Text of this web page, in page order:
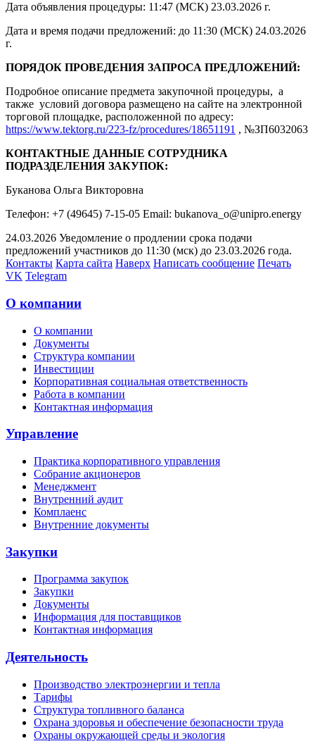
Дата объявления процедуры: 11:47 (МСК) 23.03.2026 г.
Дата и время подачи предложений: до 11:30 (МСК) 24.03.2026
г.
ПОРЯДОК ПРОВЕДЕНИЯ ЗАПРОСА ПРЕДЛОЖЕНИЙ:
Подробное описание предмета закупочной процедуры, а
также условий договора размещено на сайте на электронной
торговой площадке, расположенной по адресу:
https://www.tektorg.ru/223-fz/procedures/18651191 , №ЗП6032063
КОНТАКТНЫЕ ДАННЫЕ СОТРУДНИКА
ПОДРАЗДЕЛЕНИЯ ЗАКУПОК:
Буканова Ольга Викторовна
Телефон: +7 (49645) 7-15-05 Email: bukanova_o@unipro.energy
24.03.2026 Уведомление о продлении срока подачи
предложений участников до 11:30 (мск) до 23.03.2026 года.
Контакты Карта сайта Наверх Написать сообщение Печать
VK Telegram
О компании
О компании
Документы
Структура компании
Инвестиции
Корпоративная социальная ответственность
Работа в компании
Контактная информация
Управление
Практика корпоративного управления
Собрание акционеров
Менеджмент
Внутренний аудит
Комплаенс
Внутренние документы
Закупки
Программа закупок
Закупки
Документы
Информация для поставщиков
Контактная информация
Деятельность
Производство электроэнергии и тепла
Тарифы
Структура топливного баланса
Охрана здоровья и обеспечение безопасности труда
Охраны окружающей среды и экология